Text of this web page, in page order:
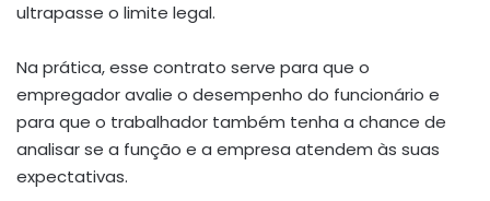
ultrapasse o limite legal.
Na prática, esse contrato serve para que o
empregador avalie o desempenho do funcionário e
para que o trabalhador também tenha a chance de
analisar se a função e a empresa atendem às suas
expectativas.